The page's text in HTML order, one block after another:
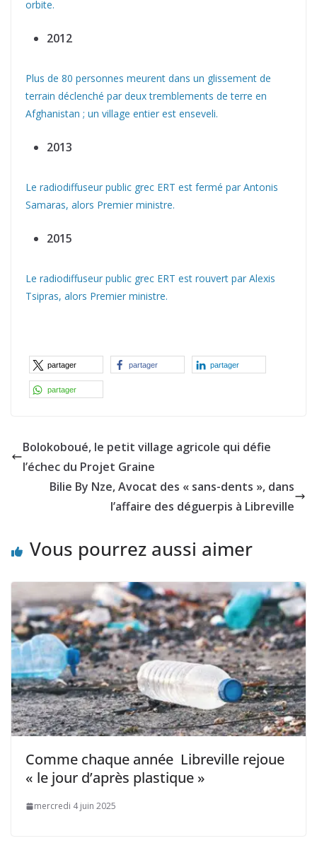
orbite.
2012
Plus de 80 personnes meurent dans un glissement de
terrain déclenché par deux tremblements de terre en
Afghanistan ; un village entier est enseveli.
2013
Le radiodiffuseur public grec ERT est fermé par Antonis
Samaras, alors Premier ministre.
2015
Le radiodiffuseur public grec ERT est rouvert par Alexis
Tsipras, alors Premier ministre.
partager partager partager
partager
Bolokoboué, le petit village agricole qui défie
l’échec du Projet Graine
Bilie By Nze, Avocat des « sans-dents », dans
l’affaire des déguerpis à Libreville
Vous pourrez aussi aimer
Comme chaque année Libreville rejoue
« le jour d’après plastique »
mercredi 4 juin 2025